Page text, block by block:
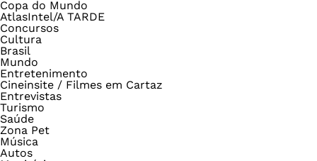
Copa do Mundo
AtlasIntel/A TARDE
Concursos
Cultura
Brasil
Mundo
Entretenimento
Cineinsite / Filmes em Cartaz
Entrevistas
Turismo
Saúde
Zona Pet
Música
Autos